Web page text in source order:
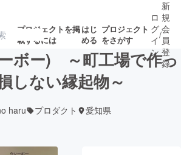
プロジェクトを掲
載するには
はじ
める
プロジェクト
をさがす
注目の新着プロ
ェクト
募集終了が近いプ
ロジェクト
ロ
グ
イ
ン
/
新
規
会
員
登
録
ボー) ～町工場で作っ
しない縁起物～
haru プロダクト 愛知県